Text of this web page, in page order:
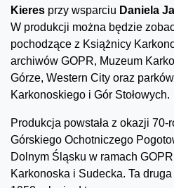
Kieres przy wsparciu Daniela
W produkcji można będzie
pochodzące z Książnicy
archiwów GOPR, Muzeum
Górze, Western City oraz
Karkonoskiego i Gór Stołowych.
Produkcja powstała z okazji
Górskiego Ochotniczego
Dolnym Śląsku w ramach
Karkonoska i Sudecka. Ta